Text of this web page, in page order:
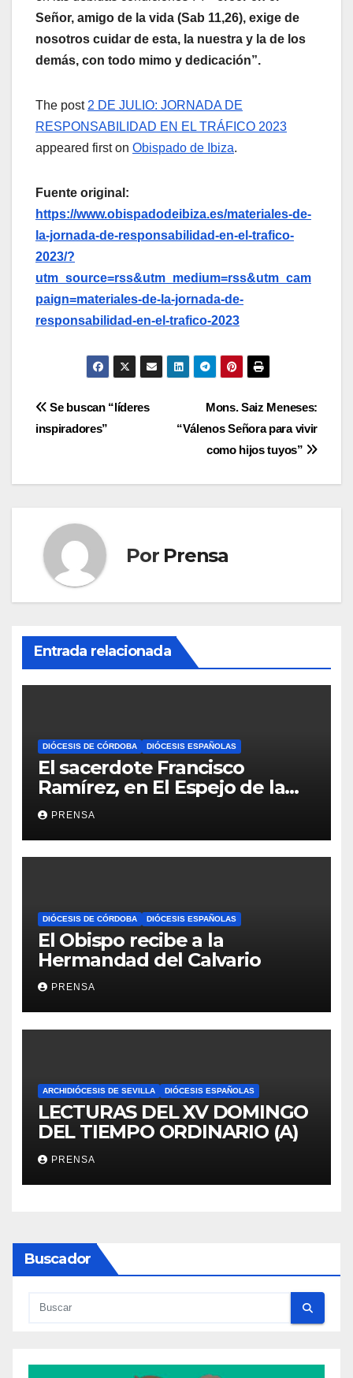
Señor, amigo de la vida (Sab 11,26), exige de
nosotros cuidar de esta, la nuestra y la de los
demás, con todo mimo y dedicación”.
The post 2 DE JULIO: JORNADA DE
RESPONSABILIDAD EN EL TRÁFICO 2023
appeared first on Obispado de Ibiza.
Fuente original:
https://www.obispadodeibiza.es/materiales-de-
la-jornada-de-responsabilidad-en-el-trafico-
2023/?
utm_source=rss&utm_medium=rss&utm_cam
paign=materiales-de-la-jornada-de-
responsabilidad-en-el-trafico-2023
Navegación
de
entradas
Mons. Saiz Meneses:
“Válenos Señora para vivir
como hijos tuyos”
Se buscan “líderes
inspiradores”
Por Prensa
Entrada relacionada
DIÓCESIS DE CÓRDOBA DIÓCESIS ESPAÑOLAS
El sacerdote Francisco
Ramírez, en El Espejo de la
Iglesia
PRENSA
DIÓCESIS DE CÓRDOBA DIÓCESIS ESPAÑOLAS
El Obispo recibe a la
Hermandad del Calvario
PRENSA
ARCHIDIÓCESIS DE SEVILLA DIÓCESIS ESPAÑOLAS
LECTURAS DEL XV DOMINGO
DEL TIEMPO ORDINARIO (A)
PRENSA
Buscador